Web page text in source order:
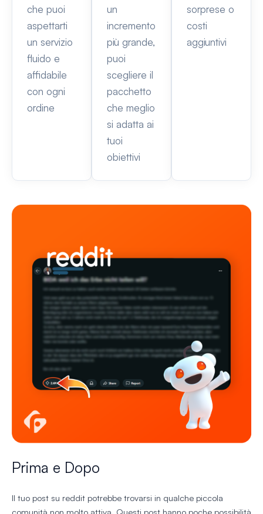
che puoi
aspettarti
un servizio
fluido e
affidabile
con ogni
ordine
un
incremento
più grande,
puoi
scegliere il
pacchetto
che meglio
si adatta ai
tuoi
obiettivi
sorprese o
costi
aggiuntivi
Prima e Dopo
Il tuo post su reddit potrebbe trovarsi in qualche piccola